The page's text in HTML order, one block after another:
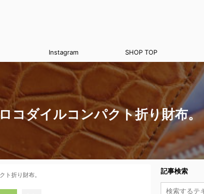
Instagram SHOP TOP
コダイルコンパクト折り財布。
ト折り財布。 記事検索